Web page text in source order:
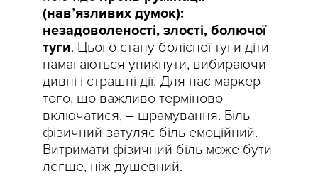
(нав’язливих думок):
незадоволеності, злості, болючої
туги. Цього стану болісної туги діти
намагаються уникнути, вибираючи
дивні і страшні дії. Для нас маркер
того, що важливо терміново
включатися, – шрамування. Біль
фізичний затуляє біль емоційний.
Витримати фізичний біль може бути
легше, ніж душевний.